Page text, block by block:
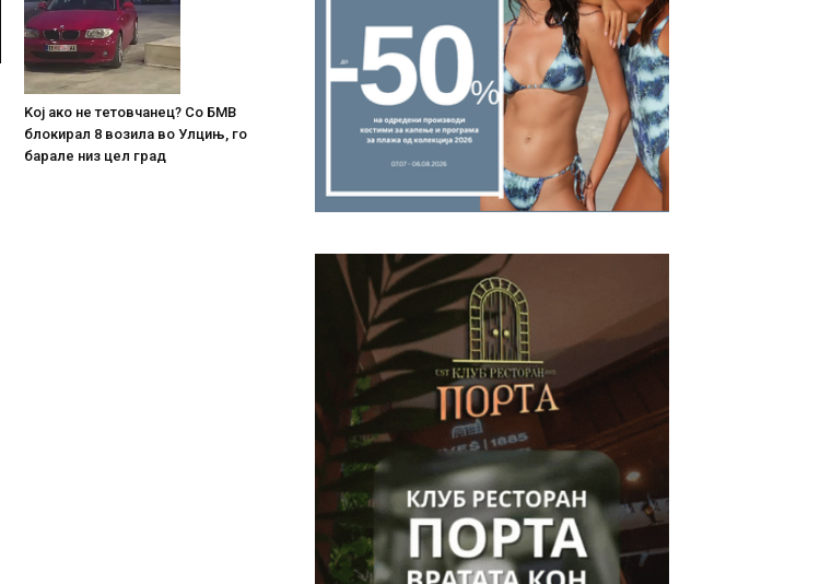
Koj ако не тетовчанец? Со БМВ
блокирал 8 возила во Улцињ, го
барале низ цел град